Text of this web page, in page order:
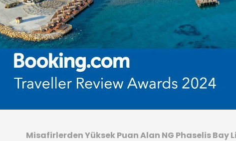
Misafirlerden Yüksek Puan Alan NG Phaselis